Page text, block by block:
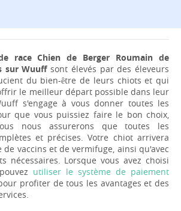
race Chien de Berger Roumain de
sur Wuuffsont élevés par des éleveurs
du bien-être de leurs chiots et qui
le meilleur départ possible dans leur
s'engage à vous donner toutes les
que vous puissiez faire le bon choix,
nous assurerons que toutes les
et précises. Votre chiot arrivera
de vaccins et de vermifuge, ainsi qu'avec
nécessaires. Lorsque vous avez choisi
utiliser le système de paiement
profiter de tous les avantages et des